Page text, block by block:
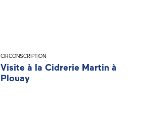
CIRCONSCRIPTION
Visite à la Cidrerie Martin à
Plouay